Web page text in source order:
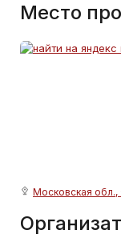
Место
Московская обл.,